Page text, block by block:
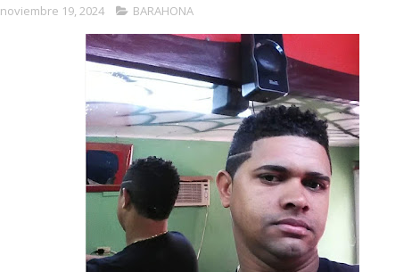
noviembre 19, 2024 BARAHONA